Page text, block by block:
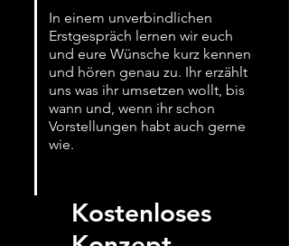
In einem unverbindlichen
Erstgespräch lernen wir euch
und eure Wünsche kurz kennen
und hören genau zu. Ihr erzählt
uns was ihr umsetzen wollt, bis
wann und, wenn ihr schon
Vorstellungen habt auch gerne
wie.
Kostenloses